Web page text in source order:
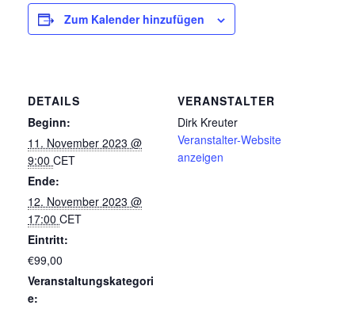
Zum Kalender hinzufügen
DETAILS
Beginn:
11. November 2023 @
9:00 CET
Ende:
12. November 2023 @
17:00 CET
Eintritt:
€99,00
Veranstaltungskategori
e:
VERANSTALTER
Dirk Kreuter
Veranstalter-Website
anzeigen